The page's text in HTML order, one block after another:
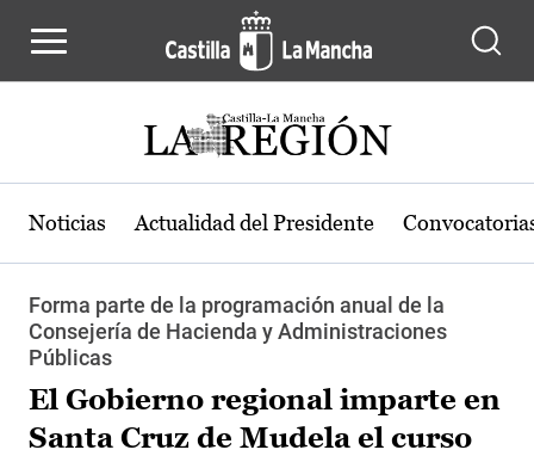
Noticias Actualidad del Presidente
Forma parte de la programación anual de la
Consejería de Hacienda y Administraciones
Públicas
El Gobierno regional imparte en
Santa Cruz de Mudela el curso